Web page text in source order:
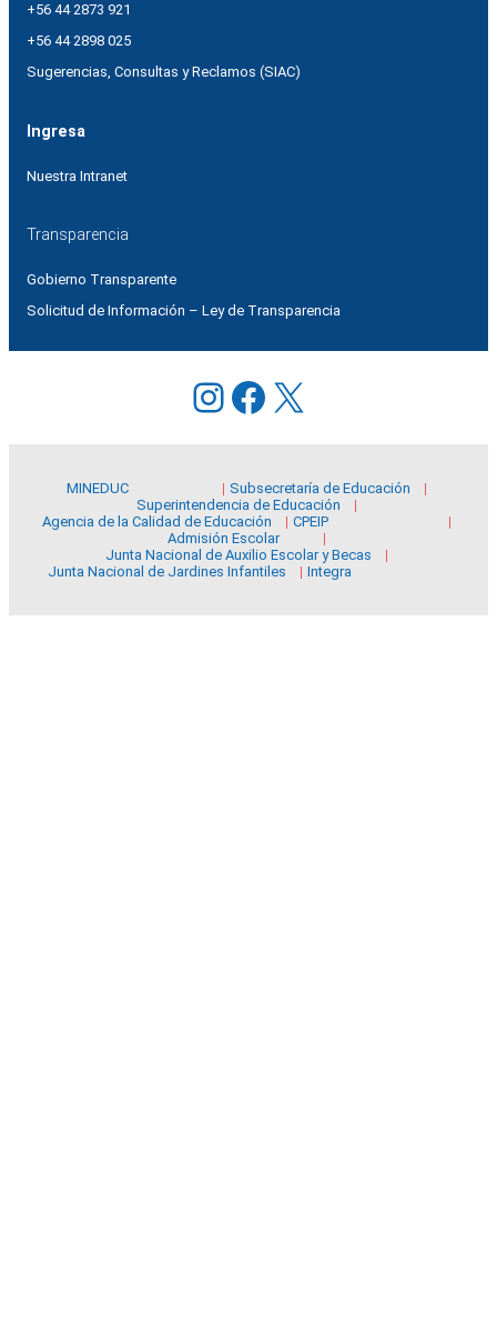
+56 44 2873 921
+56 44 2898 025
Sugerencias, Consultas y Reclamos (SIAC)
Ingresa
Nuestra Intranet
Transparencia
Gobierno Transparente
Solicitud de Información – Ley de Transparencia
Instagram
Facebook
X
MINEDUC
Subsecretaría de Educación
Superintendencia de Educación
Agencia de la Calidad de Educación
CPEIP
Admisión Escolar
Junta Nacional de Auxilio Escolar y Becas
Junta Nacional de Jardines Infantiles
Integra